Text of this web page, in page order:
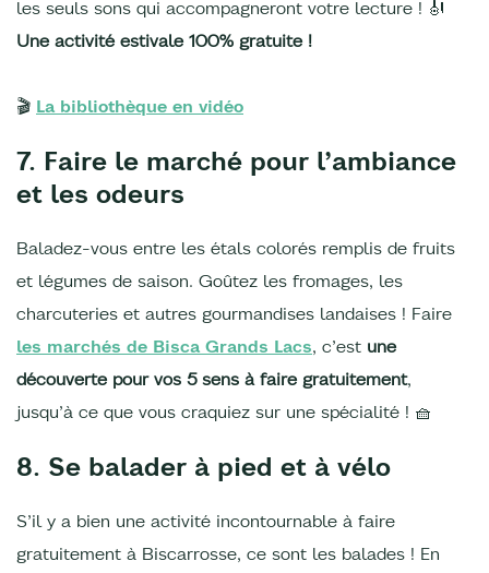
les seuls sons qui accompagneront votre lecture ! 🎻
Une activité estivale 100% gratuite !
🎬 La bibliothèque en vidéo
7. Faire le marché pour l’ambiance
et les odeurs
Baladez-vous entre les étals colorés remplis de fruits
et légumes de saison. Goûtez les fromages, les
charcuteries et autres gourmandises landaises ! Faire
les marchés de Bisca Grands Lacs, c’est une
découverte pour vos 5 sens à faire gratuitement,
jusqu’à ce que vous craquiez sur une spécialité ! 🧺
8. Se balader à pied et à vélo
S’il y a bien une activité incontournable à faire
gratuitement à Biscarrosse, ce sont les balades ! En